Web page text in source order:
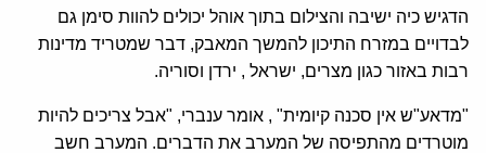
הדגיש כיה ישיבה והצילום בתוך אוהל יכולים להוות סימן גם
לבדויים במזרח התיכון להמשך המאבק, דבר שמטריד מדינות
רבות באזור כגון מצרים, ישראל , ירדן וסוריה.
"מדאע"ש אין סכנה קיומית" , אומר ענברי, "אבל צריכים להיות
מוטרדים מהתפיסה של המערב את הדברים. המערב חשב